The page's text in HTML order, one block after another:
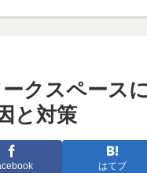
ークスペース
と対策
はてブ